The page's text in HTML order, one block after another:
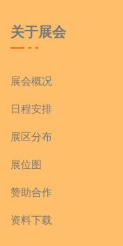
关于展会
展会概况
日程安排
展区分布
展位图
赞助合作
资料下载